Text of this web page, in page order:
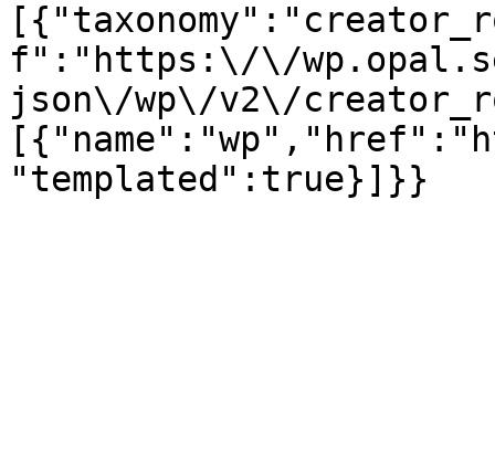
f":"https:\/\/
json\/wp\/v2\/
"templated":true}]}}